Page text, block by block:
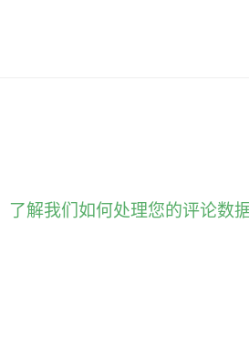
了解我们如何处理您的评论数